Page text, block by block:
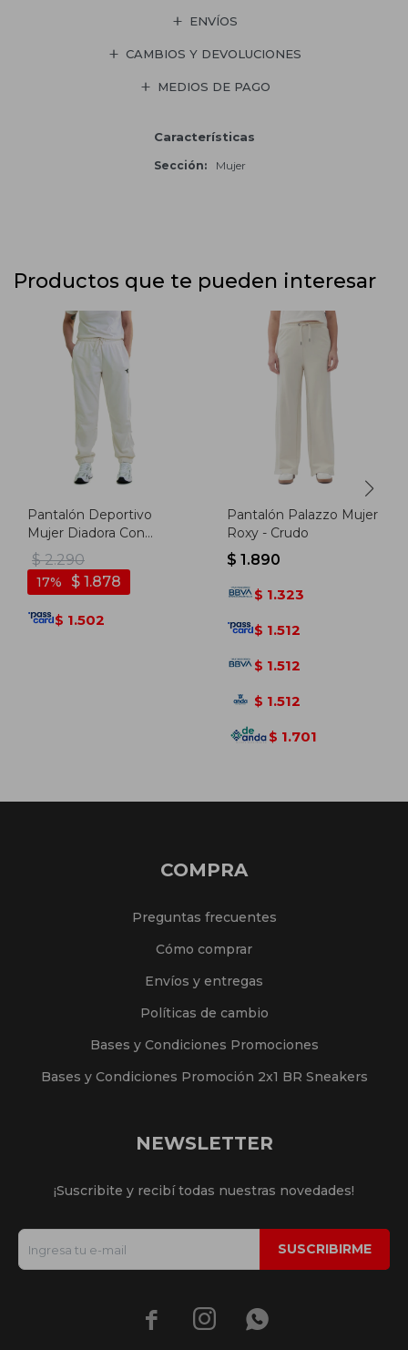
ENVÍOS
CAMBIOS Y DEVOLUCIONES
MEDIOS DE PAGO
Características
Sección Mujer
Productos que te pueden interesar
Pantalón Deportivo
Mujer Diadora Con
Felpa - Blanco
$ 2.290
$ 1.878
17
$ 1.502
Pantalón Palazzo Mujer
Roxy - Crudo
$ 1.890
$ 1.323
$ 1.512
$ 1.512
$ 1.512
$ 1.701
COMPRA
Preguntas frecuentes
Cómo comprar
Envíos y entregas
Políticas de cambio
Bases y Condiciones Promociones
Bases y Condiciones Promoción 2x1 BR Sneakers
NEWSLETTER
¡Suscribite y recibí todas nuestras novedades!
SUSCRIBIRME
  